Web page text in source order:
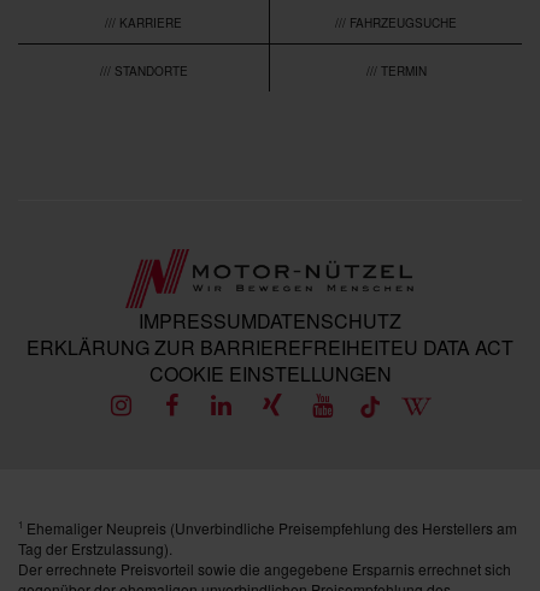
/// KARRIERE /// FAHRZEUGSUCHE
/// STANDORTE /// TERMIN
IMPRESSUMDATENSCHUTZ
ERKLÄRUNG ZUR BARRIEREFREIHEITEU DATA ACT
COOKIE EINSTELLUNGEN
1 Ehemaliger Neupreis (Unverbindliche Preisempfehlung des Herstellers am
Tag der Erstzulassung).
Der errechnete Preisvorteil sowie die angegebene Ersparnis errechnet sich